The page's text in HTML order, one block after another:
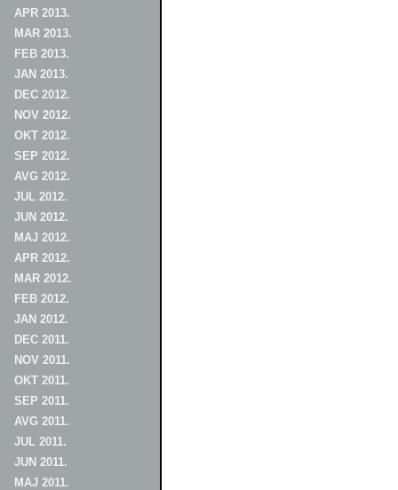
APR 2013.
MAR 2013.
FEB 2013.
JAN 2013.
DEC 2012.
NOV 2012.
OKT 2012.
SEP 2012.
AVG 2012.
JUL 2012.
JUN 2012.
MAJ 2012.
APR 2012.
MAR 2012.
FEB 2012.
JAN 2012.
DEC 2011.
NOV 2011.
OKT 2011.
SEP 2011.
AVG 2011.
JUL 2011.
JUN 2011.
MAJ 2011.